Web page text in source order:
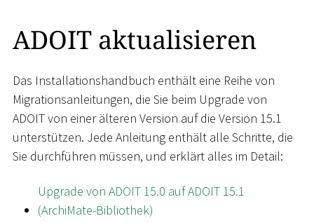
ADOIT aktualisieren
Das Installationshandbuch enthält eine Reihe von
Migrationsanleitungen, die Sie beim Upgrade von
ADOIT von einer älteren Version auf die Version 15.1
unterstützen. Jede Anleitung enthält alle Schritte, die
Sie durchführen müssen, und erklärt alles im Detail:
Upgrade von ADOIT 15.0 auf ADOIT 15.1
(ArchiMate-Bibliothek)